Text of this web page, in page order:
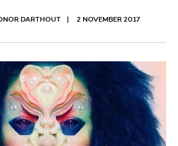
DARTHOUT 2 NOVEMBER 2017